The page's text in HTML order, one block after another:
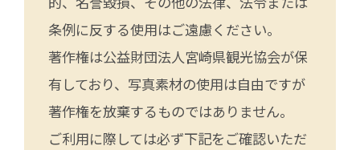
条例に反する使用はご遠慮ください。
著作権は公益財団法人宮崎県観光協会が保
有しており、写真素材の使用は自由ですが
著作権を放棄するものではありません。
ご利用に際しては必ず下記をご確認いただ